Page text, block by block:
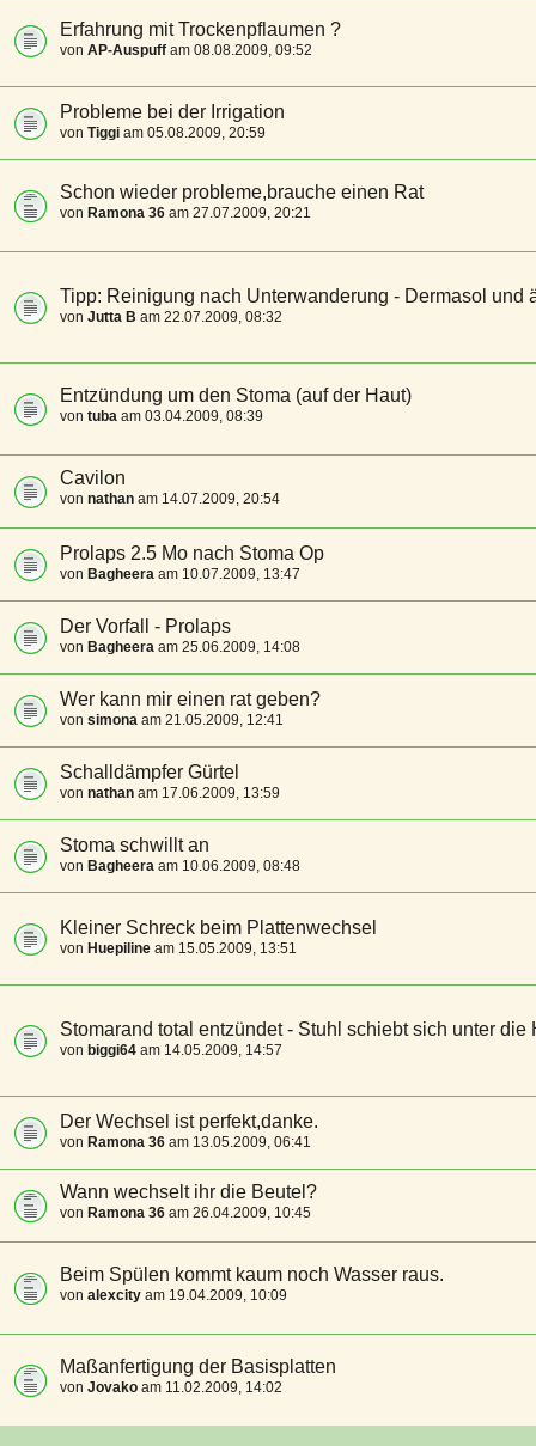
Erfahrung mit Trockenpflaumen ?
von AP-Auspuff am 08.08.2009, 09:52
Probleme bei der Irrigation
von Tiggi am 05.08.2009, 20:59
Schon wieder probleme,brauche einen Rat
von Ramona 36 am 27.07.2009, 20:21
Tipp: Reinigung nach Unterwanderung - Dermasol und
von Jutta B am 22.07.2009, 08:32
Entzündung um den Stoma (auf der Haut)
von tuba am 03.04.2009, 08:39
Cavilon
von nathan am 14.07.2009, 20:54
Prolaps 2.5 Mo nach Stoma Op
von Bagheera am 10.07.2009, 13:47
Der Vorfall - Prolaps
von Bagheera am 25.06.2009, 14:08
Wer kann mir einen rat geben?
von simona am 21.05.2009, 12:41
Schalldämpfer Gürtel
von nathan am 17.06.2009, 13:59
Stoma schwillt an
von Bagheera am 10.06.2009, 08:48
Kleiner Schreck beim Plattenwechsel
von Huepiline am 15.05.2009, 13:51
Stomarand total entzündet - Stuhl schiebt sich unter die
von biggi64 am 14.05.2009, 14:57
Der Wechsel ist perfekt,danke.
von Ramona 36 am 13.05.2009, 06:41
Wann wechselt ihr die Beutel?
von Ramona 36 am 26.04.2009, 10:45
Beim Spülen kommt kaum noch Wasser raus.
von alexcity am 19.04.2009, 10:09
Maßanfertigung der Basisplatten
von Jovako am 11.02.2009, 14:02